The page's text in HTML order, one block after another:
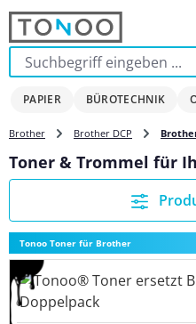
Zum Hauptinhalt springen
PAPIER BÜROTECHNIK
Brother Brother DCP
Toner & Trommel für
Tonoo Toner für Brother